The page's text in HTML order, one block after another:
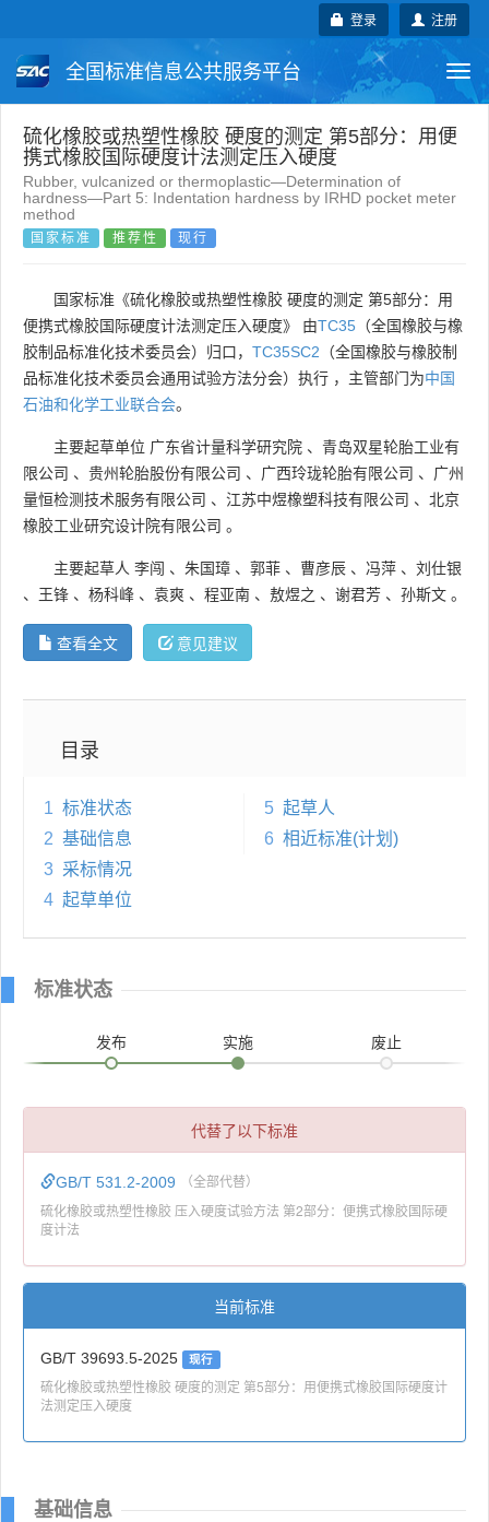
注册
登录
全国标准信息公共服务平台
国家标准 行业标准 地方标准
团体标准 企业标准 国际标准
国外标准 技术委员会
硫化橡胶或热塑性橡胶 硬度的测定 第5部分：用便
携式橡胶国际硬度计法测定压入硬度
Rubber, vulcanized or thermoplastic—Determination of
hardness—Part 5: Indentation hardness by IRHD pocket meter
method
国家标准 推荐性 现行
国家标准《硫化橡胶或热塑性橡胶 硬度的测定 第5部分：用
便携式橡胶国际硬度计法测定压入硬度》 由TC35 （全国橡胶与橡
胶制品标准化技术委员会）归口， TC35SC2 （全国橡胶与橡胶制
品标准化技术委员会通用试验方法分会）执行 ，主管部门为中国
石油和化学工业联合会。
主要起草单位 广东省计量科学研究院 、 青岛双星轮胎工业有
限公司 、 贵州轮胎股份有限公司 、 广西玲珑轮胎有限公司 、 广州
量恒检测技术服务有限公司 、 江苏中煜橡塑科技有限公司 、 北京
橡胶工业研究设计院有限公司 。
主要起草人 李闯 、 朱国璋 、 郭菲 、 曹彦辰 、 冯萍 、 刘仕银
、 王锋 、 杨科峰 、 袁爽 、 程亚南 、 敖煜之 、 谢君芳 、 孙斯文 。
查看全文 意见建议
目录
1 标准状态
2 基础信息
3 采标情况
4 起草单位
5 起草人
6 相近标准(计划)
标准状态
发布 实施 废止
代替了以下标准
GB/T 531.2-2009 （全部代替）
硫化橡胶或热塑性橡胶 压入硬度试验方法 第2部分：便携式橡胶国际硬
度计法
当前标准
GB/T 39693.5-2025 现行
硫化橡胶或热塑性橡胶 硬度的测定 第5部分：用便携式橡胶国际硬度计
法测定压入硬度
基础信息